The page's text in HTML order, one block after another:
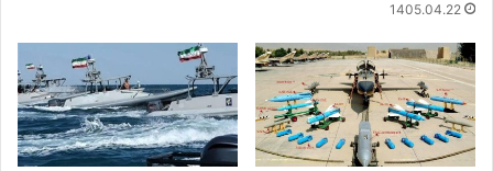
1405.04.22